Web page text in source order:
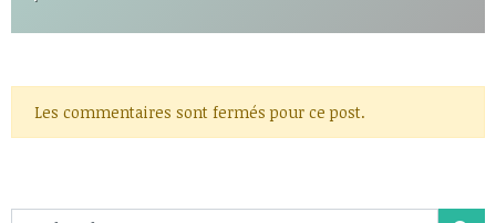
Les commentaires sont fermés pour ce post.